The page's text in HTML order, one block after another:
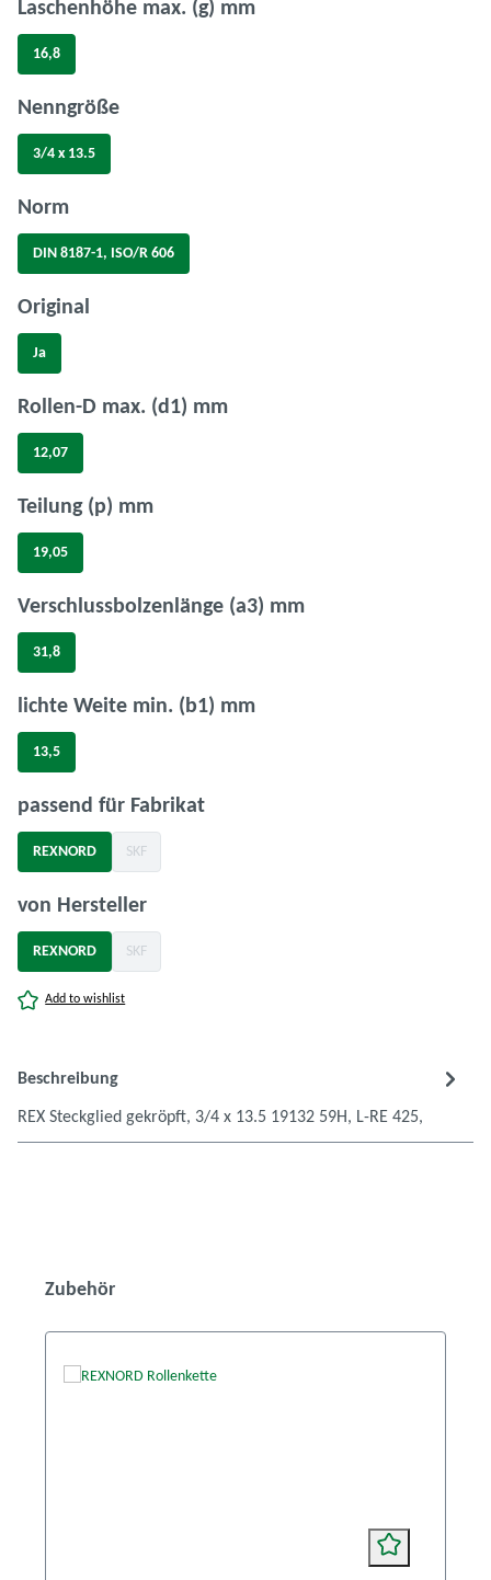
Laschenhöhe max. (g) mmauswählen
16,8
Nenngrößeauswählen
3/4 x 13.5
Normauswählen
DIN 8187-1, ISO/R 606
Original
Ja
Rollen-D max. (d1) mmauswählen
12,07
Teilung (p) mmauswählen
19,05
Verschlussbolzenlänge (a3) mmauswählen
31,8
lichte Weite min. (b1) mmauswählen
13,5
passend für Fabrikatauswählen
REXNORD SKF(Diese Option ist zurzeit nicht verfügbar.)
von Herstellerauswählen
REXNORD SKF(Diese Option ist zurzeit nicht verfügbar.)
Add to wishlist
Beschreibung
REX Steckglied gekröpft, 3/4 x 13.5 19132 59H, L-RE 425,
Produktgalerie überspringen
Zubehör